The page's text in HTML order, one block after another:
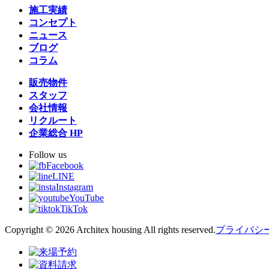
施工実績
コンセプト
ニュース
ブログ
コラム
販売物件
スタッフ
会社情報
リクルート
企業総合 HP
Follow us
Facebook
LINE
Instagram
YouTube
TikTok
Copyright © 2026 Architex housing All rights reserved.プライバシ